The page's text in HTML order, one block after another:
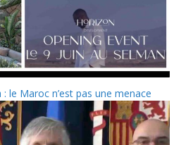
le Maroc n’est pas une menace